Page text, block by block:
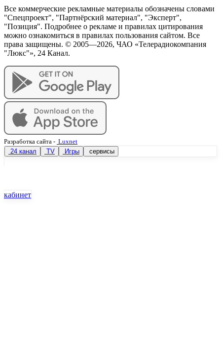
Все коммерческие рекламные материалы обозначены словами
"Спецпроект", "Партнёрский материал", "Эксперт",
"Позиция". Подробнее о рекламе и правилах цитирования
можно ознакомиться в правилах пользования сайтом. Все
права защищены. © 2005—2026, ЧАО «Телерадиокомпания
"Люкс"», 24 Канал.
Разработка сайта - Luxnet
24 канал
TV Игры сервисы
кабинет